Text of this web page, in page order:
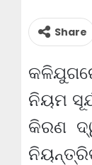
Share
ନିୟମ
କିରଣ